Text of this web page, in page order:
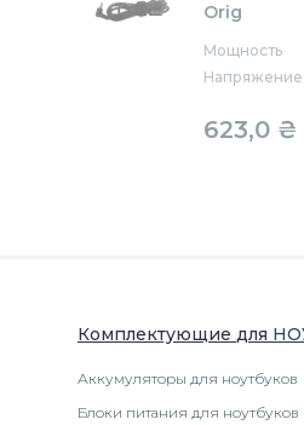
Orig
Мощность
Напряжение
623,0 ₴
Комплектующие для
Аккумуляторы для ноутбуков
Блоки питания для ноутбуков